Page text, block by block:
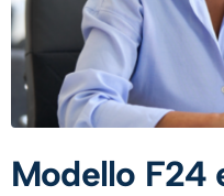
Modello F24